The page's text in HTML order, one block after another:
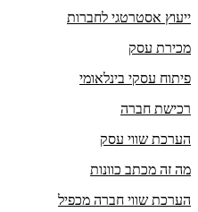
ייעוץ אסטרטגי לחברות
מכירת עסק
פיתוח עסקי בינלאומי
רכישת חברה
הערכת שווי עסק
מה זה מכתב כוונות
הערכת שווי חברה מכפיל